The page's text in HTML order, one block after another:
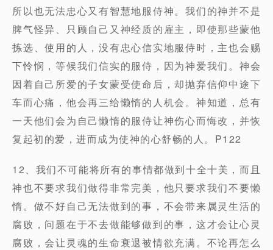
所以也无法忠心又有智慧地服侍神。我们的神并不是
脾气怪异、只顾自己又神经质的雇主，即使那些蒙他
拣选、使用的人，没有忠心信实地服侍时，主也会赐
下怜悯，等候我们信实的服侍，因为神爱我们。神会
因着自己所爱的子女蒙受使命后，却抛弃信仰中途下
车而心痛，他会再三给懒惰的人机会。神知道，总有
一天他们会为自己懒惰的服侍让神伤心而悔改，并恢
复起初的爱，进而成为使神的心舒畅的人。P122
12、我们不可能将所有的事情都做到十全十美，而且
神也不要求我们做得非常完美，他只要求我们不要懒
惰。做不好自己无法做到的事，不会带来属灵生活的
腐败，问题在于不去做能够做到的事，这才会让心灵
腐败，会让灵魂的生命衰退被情欲充满。不论再怎么